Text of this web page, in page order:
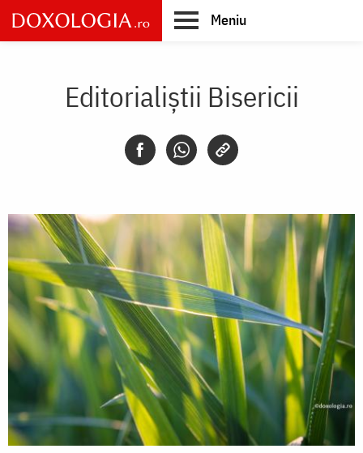
Skip
to
main
Meniu
Editorialiștii Bisericii